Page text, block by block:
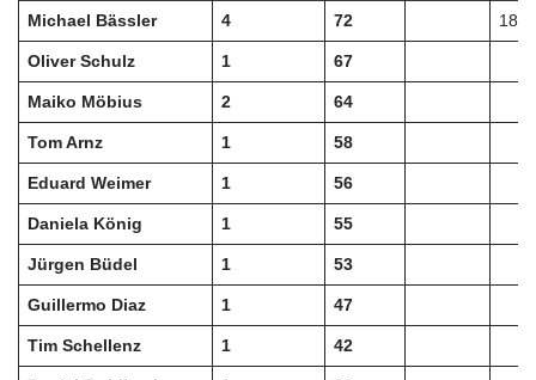
Michael Bässler 4 72 18
Oliver Schulz 1 67
Maiko Möbius 2 64
Tom Arnz 1 58
Eduard Weimer 1 56
Daniela König 1 55
Jürgen Büdel 1 53
Guillermo Diaz 1 47
Tim Schellenz 1 42